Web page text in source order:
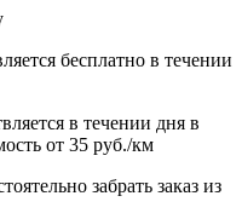
бесплатно в течении
в течении дня в
от 35 руб./км
забрать заказ из